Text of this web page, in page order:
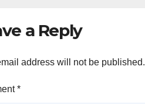
a Reply
address will not be published.
*